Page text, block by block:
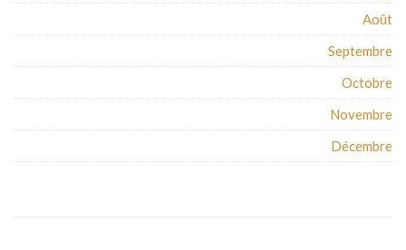
Août
Septembre
Octobre
Novembre
Décembre